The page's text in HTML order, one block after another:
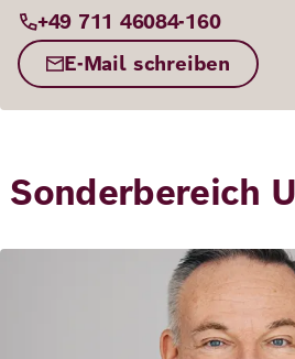
+49 711 46084-160
E-Mail schreiben
Sonderbereich